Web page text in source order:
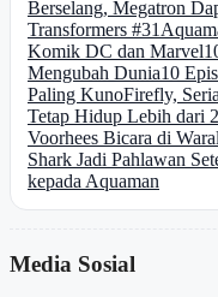
Berselang, Megatron
Transformers #31
Komik DC dan Marvel
Mengubah Dunia10
Paling KunoFirefly,
Tetap Hidup Lebih dari
Voorhees Bicara di
Shark Jadi Pahlawan
kepada Aquaman
Media Sosial